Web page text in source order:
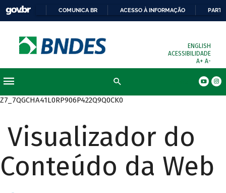
COMUNICA BR ACESSO À INFORMAÇÃO
ENGLISH
ACESSIBILIDADE
A+ A-
Z7_7QGCHA41L0RP906P422Q9Q0CK0
Visualizador do
Conteúdo da Web